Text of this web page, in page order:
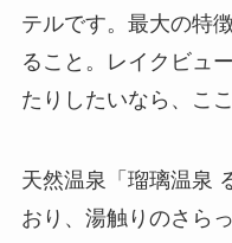
テルです。最大の特
ること。レイクビュ
たりしたいなら、こ
天然温泉「瑠璃温泉
おり、湯触りのさら